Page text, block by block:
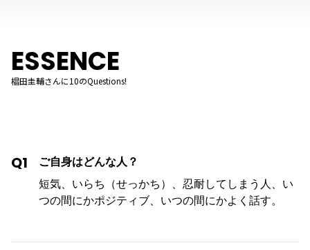
ESSENCE
椙田圭輔さんに10のQuestions!
Q1
ご自身はどんな人？
短気、いらち（せっかち）、忍耐してしまう人、い
つの間にかポジティブ、いつの間にかよく話す。